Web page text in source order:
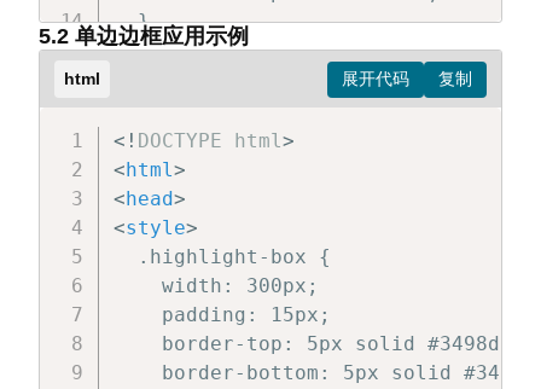
  }
    border: 2px dashed #f00;
  }
  .dotted-box {
    border: 1px dotted #00f;
  .mixed-box {
    border: 4px double #0a0;
5.2 单边边框应用示例
html
<! DOCTYPE html>
< html>
< head>
<style>
  .highlight-box {
    width: 300px;
    padding: 15px;
    border-top: 5px solid #3498db;
border-bottom: 5px solid